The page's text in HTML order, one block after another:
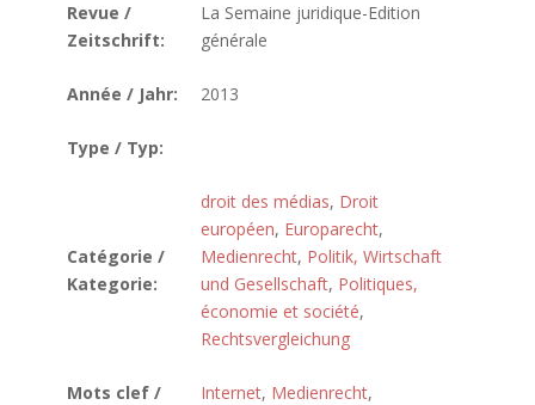
Revue /
Zeitschrift:
La Semaine juridique-Edition
générale
Année / Jahr: 2013
Type / Typ:
Catégorie /
Kategorie:
droit des médias, Droit
européen, Europarecht,
Medienrecht, Politik, Wirtschaft
und Gesellschaft, Politiques,
économie et société,
Rechtsvergleichung
Mots clef /
Internet, Medienrecht,